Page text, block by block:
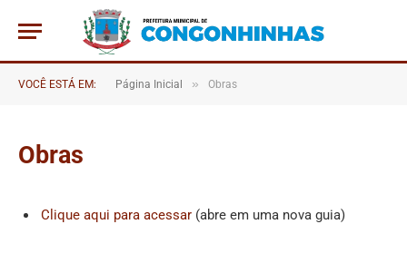
VOCÊ ESTÁ EM: Página Inicial » Obras
Obras
Clique aqui para acessar (abre em uma nova guia)